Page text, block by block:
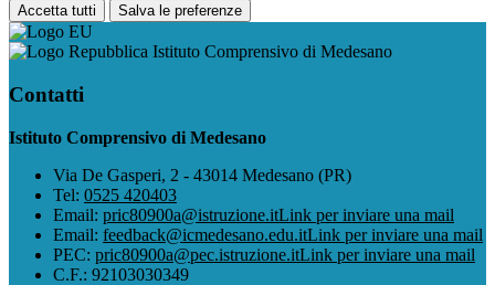
Accetta tutti Salva le preferenze
Istituto Comprensivo di Medesano
Contatti
Istituto Comprensivo di Medesano
Via De Gasperi, 2 - 43014 Medesano (PR)
Tel: 0525 420403
Email: pric80900a@istruzione.itLink per inviare una mail
Email: feedback@icmedesano.edu.itLink per inviare una mail
PEC: pric80900a@pec.istruzione.itLink per inviare una mail
C.F.: 92103030349